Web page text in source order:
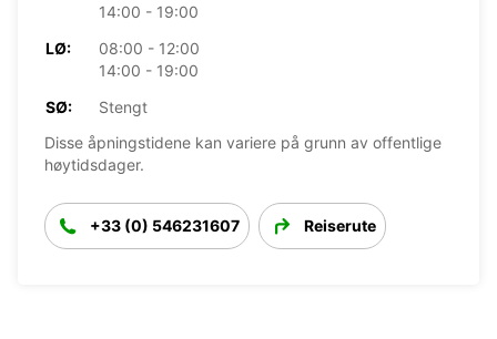
14:00 - 19:00
LØ:
08:00 - 12:00
14:00 - 19:00
SØ:
Stengt
Disse åpningstidene kan variere på grunn av offentlige
høytidsdager.
+33 (0) 546231607 Reiserute